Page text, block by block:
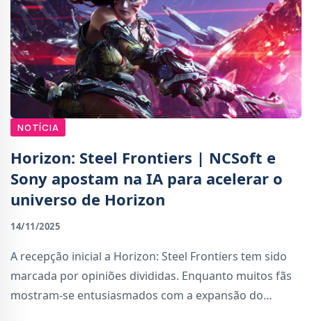
NOTÍCIA
Horizon: Steel Frontiers | NCSoft e
Sony apostam na IA para acelerar o
universo de Horizon
14/11/2025
A recepção inicial a Horizon: Steel Frontiers tem sido
marcada por opiniões divididas. Enquanto muitos fãs
mostram-se entusiasmados com a expansão do